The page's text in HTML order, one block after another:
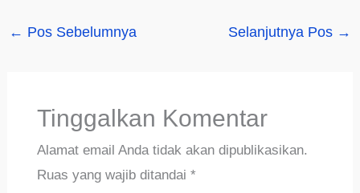
← Pos Sebelumnya Selanjutnya Pos →
Tinggalkan Komentar
Alamat email Anda tidak akan dipublikasikan.
Ruas yang wajib ditandai *